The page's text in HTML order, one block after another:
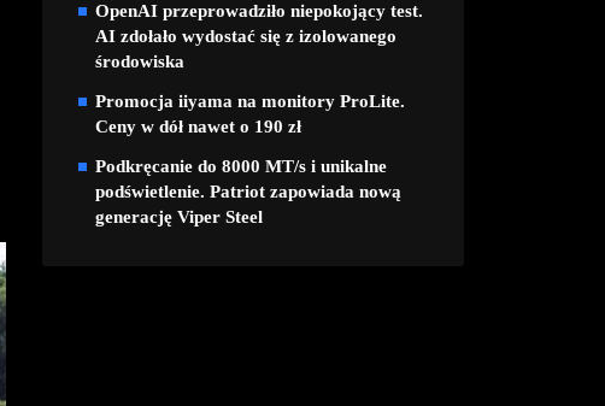
OpenAI przeprowadziło niepokojący test.
AI zdołało wydostać się z izolowanego
środowiska
Promocja iiyama na monitory ProLite.
Ceny w dół nawet o 190 zł
Podkręcanie do 8000 MT/s i unikalne
podświetlenie. Patriot zapowiada nową
generację Viper Steel